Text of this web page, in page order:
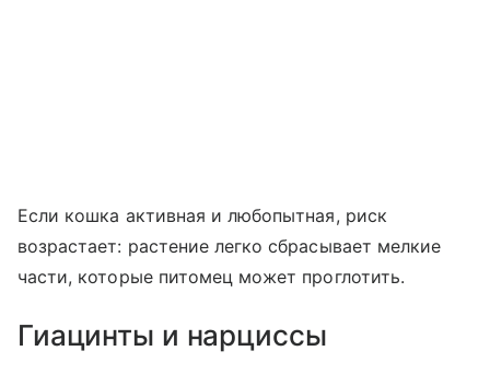
Если кошка активная и любопытная, риск
возрастает: растение легко сбрасывает мелкие
части, которые питомец может проглотить.
Гиацинты и нарциссы